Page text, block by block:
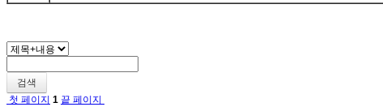
검색
첫 페이지 1 끝 페이지